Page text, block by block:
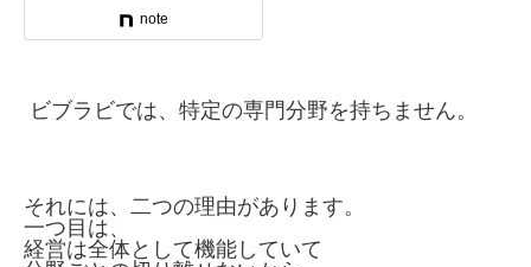
note
ビブラビでは、特定の専門分野を持ちません。
それには、二つの理由があります。
一つ目は、
経営は全体として機能していて